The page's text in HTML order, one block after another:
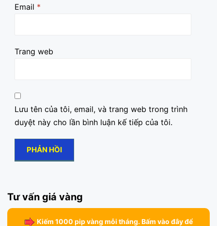
Email *
Trang web
Lưu tên của tôi, email, và trang web trong trình
duyệt này cho lần bình luận kế tiếp của tôi.
Tư vấn giá vàng
Kiếm 1000 pip vàng mỗi tháng. Bấm vào đây để